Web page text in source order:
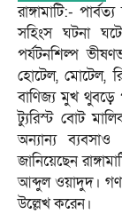
রাঙ্গামাটি:-
সহিংস ঘটনা
পর্যটনশিল্প
হোটেল, মোটেল,
বাণিজ্য মুখ থুবড়ে
ট্যুরিস্ট বোট
অন্যান্য
জানিয়েছেন
আব্দুল ওয়াদুদ।
উল্লেখ করেন।